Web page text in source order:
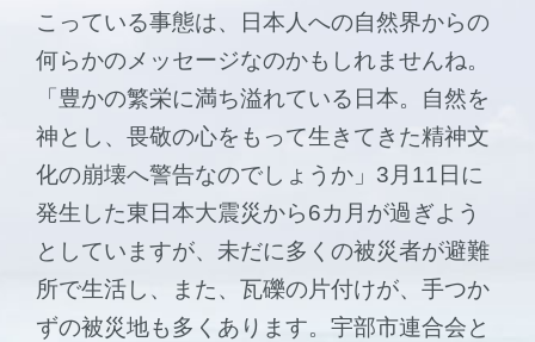
こっている事態は、日本人への自然界からの
何らかのメッセージなのかもしれませんね。
「豊かの繁栄に満ち溢れている日本。自然を
神とし、畏敬の心をもって生きてきた精神文
化の崩壊へ警告なのでしょうか」3月11日に
発生した東日本大震災から6カ月が過ぎよう
としていますが、未だに多くの被災者が避難
所で生活し、また、瓦礫の片付けが、手つか
ずの被災地も多くあります。宇部市連合会と